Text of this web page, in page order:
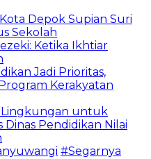
Depok Supian Suri
Sekolah
Ketika Ikhtiar
Jadi Prioritas,
Kerakyatan
Lingkungan untuk
Pendidikan Nilai
#Segarnya